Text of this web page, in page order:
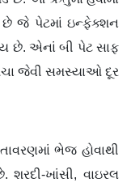
છે જે પેટમાં ઇન્ફેક્શન
છે. એનાં બી પેટ સાફ
જેવી સમસ્યાઓ દૂર
ભેજ હોવાથી
ખાંસી, વાઇરલ